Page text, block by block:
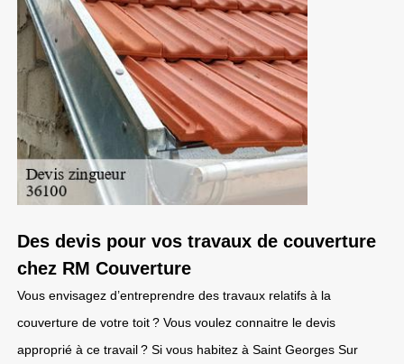
Des devis pour vos travaux de couverture
chez RM Couverture
Vous envisagez d’entreprendre des travaux relatifs à la
couverture de votre toit ? Vous voulez connaitre le devis
approprié à ce travail ? Si vous habitez à Saint Georges Sur